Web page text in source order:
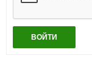
ВОЙТИ